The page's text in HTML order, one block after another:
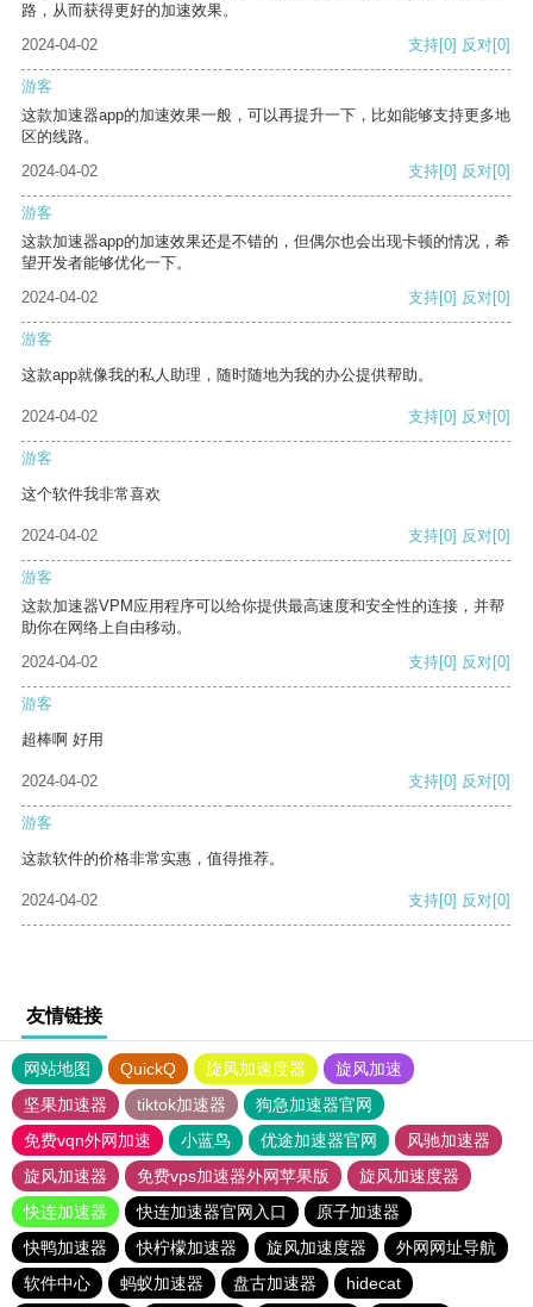
路，从而获得更好的加速效果。
2024-04-02
支持[0] 反对[0]
游客
这款加速器app的加速效果一般，可以再提升一下，比如能够支持更多地
区的线路。
2024-04-02
支持[0] 反对[0]
游客
这款加速器app的加速效果还是不错的，但偶尔也会出现卡顿的情况，希
望开发者能够优化一下。
2024-04-02
支持[0] 反对[0]
游客
这款app就像我的私人助理，随时随地为我的办公提供帮助。
2024-04-02 支持[0] 反对[0]
游客
这个软件我非常喜欢
2024-04-02 支持[0] 反对[0]
游客
这款加速器VPM应用程序可以给你提供最高速度和安全性的连接，并帮
助你在网络上自由移动。
2024-04-02
支持[0] 反对[0]
游客
超棒啊 好用
2024-04-02 支持[0] 反对[0]
游客
这款软件的价格非常实惠，值得推荐。
2024-04-02 支持[0] 反对[0]
友情链接
网站地图 QuickQ 旋风加速度器
旋风加速
坚果加速器
tiktok加速器
狗急加速器官网
免费vqn外网加速
小蓝鸟 优途加速器官网
风驰加速器
旋风加速器
免费vps加速器外网苹果版
旋风加速度器
快连加速器
快连加速器官网入口
原子加速器
快鸭加速器
快柠檬加速器 旋风加速度器
外网网址导航
软件中心
蚂蚁加速器 盘古加速器 hidecat